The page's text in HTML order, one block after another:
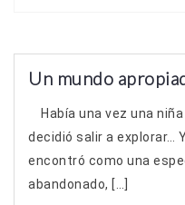
Un mundo
Había una vez una
decidió salir a explorar…
encontró como una
abandonado, […]